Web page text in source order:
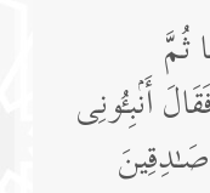
ثُمَّ
أَنۢبِـُٔونِی